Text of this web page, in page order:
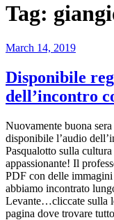
Tag:
Posted
March 14, 2019
Disponibile
dell’incontro
Nuovamente buona
disponibile l’audio
Pasqualotto sulla
appassionante! Il
PDF con delle
abbiamo incontrato
Levante…cliccate sulla
pagina dove trovare